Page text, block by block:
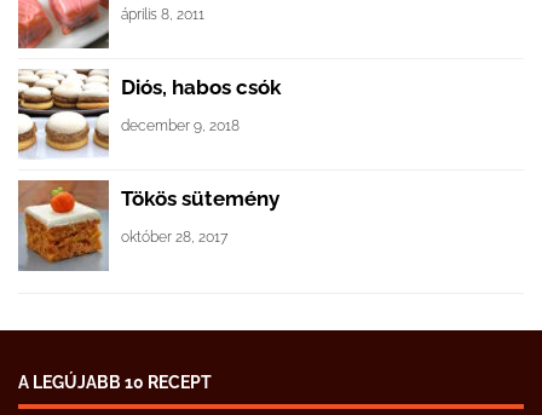
április 8, 2011
Diós, habos csók
december 9, 2018
Tökös sütemény
október 28, 2017
A LEGÚJABB 10 RECEPT